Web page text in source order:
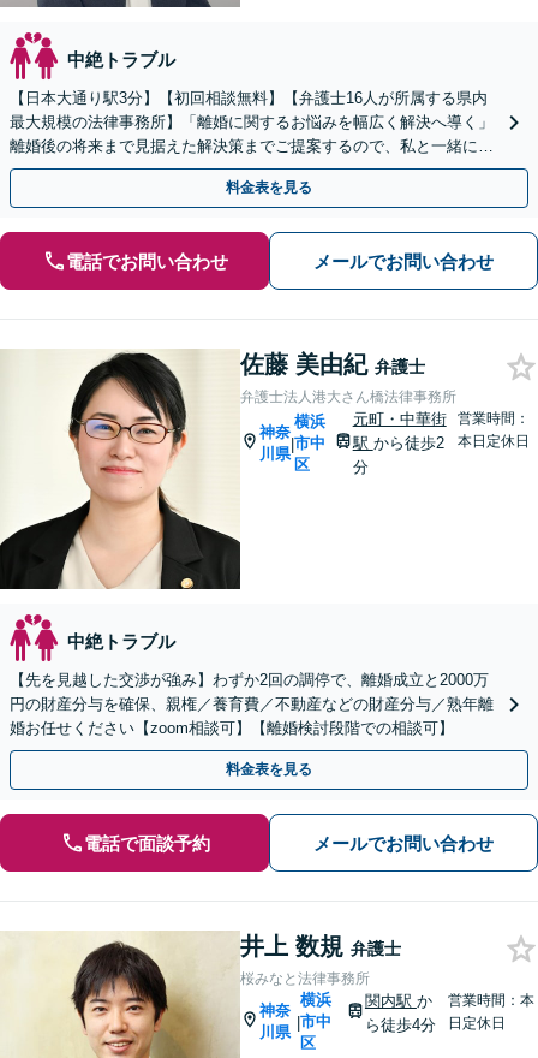
中絶トラブル
【日本大通り駅3分】【初回相談無料】【弁護士16人が所属する県内
最大規模の法律事務所】「離婚に関するお悩みを幅広く解決へ導く」
離婚後の将来まで見据えた解決策までご提案するので、私と一緒に最
適な解決策を見つけましょう。【WEB面談対応】
料金表を見る
電話でお問い合わせ メールでお問い合わせ
佐藤 美由紀 弁護士
弁護士法人港大さん橋法律事務所
神奈
川県
|
横浜
市中
区
元町・中華街
駅 から徒歩2
分
営業時間：
本日定休日
中絶トラブル
【先を見越した交渉が強み】わずか2回の調停で、離婚成立と2000万
円の財産分与を確保、親権／養育費／不動産などの財産分与／熟年離
婚お任せください【zoom相談可】【離婚検討段階での相談可】
料金表を見る
電話で面談予約 メールでお問い合わせ
井上 数規 弁護士
桜みなと法律事務所
神奈
川県
|
横浜
市中
区
関内駅 か
ら徒歩4分
営業時間：本
日定休日